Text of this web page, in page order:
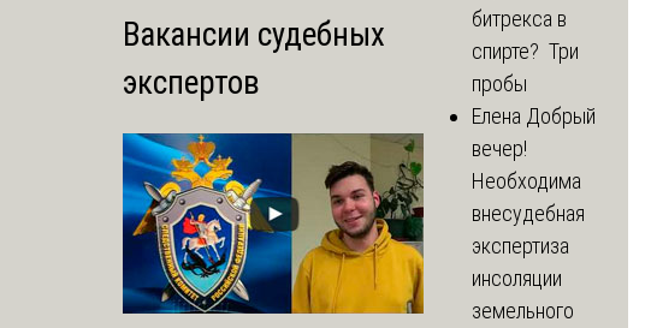
Вакансии судебных
экспертов
битрекса в
спирте? Три
пробы
Елена Добрый
вечер!
Необходима
внесудебная
экспертиза
инсоляции
земельного